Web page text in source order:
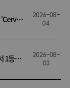
'Cervir
2026-08-
04
1등급
2026-08-
03